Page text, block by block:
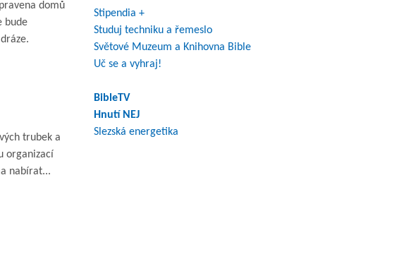
domů
bude
trubek a
organizací
nabírat...
Stipendia +
Studuj techniku a řemeslo
Světové Muzeum a Knihovna Bible
Uč se a vyhraj!
BibleTV
Hnutí NEJ
Slezská energetika